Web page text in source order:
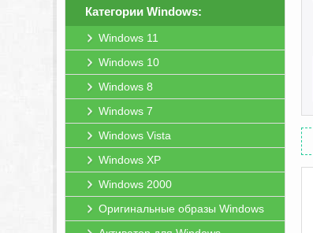
Категории Windows:
Windows 11
Windows 10
Windows 8
Windows 7
Windows Vista
Windows XP
Windows 2000
Оригинальные образы Windows